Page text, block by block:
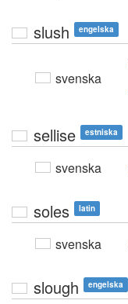
slush engelska
svenska
sellise estniska
svenska
soles latin
svenska
slough engelska